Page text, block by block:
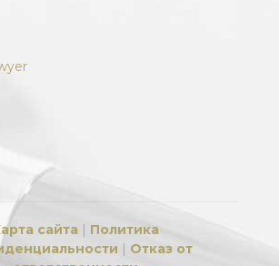
сайта| Политика
| Отказ от